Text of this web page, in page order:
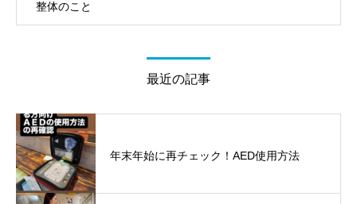
整体のこと
最近の記事
年末年始に再チェック！AED使用方法